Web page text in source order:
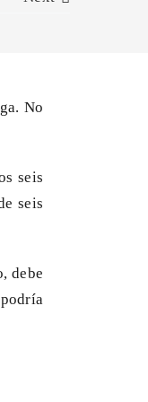
No
seis
seis
debe